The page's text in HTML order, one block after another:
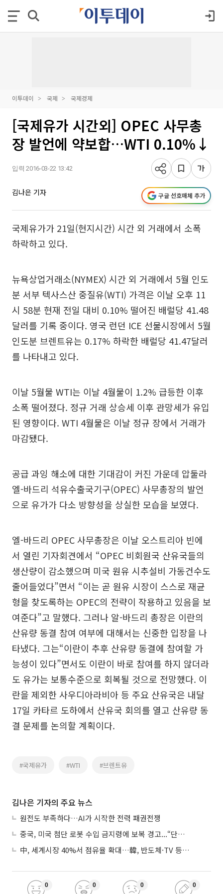
이투데이 국제 국제경제
[국제유가 시간외] OPEC 사무총
장 발언에 약보합…WTI 0.10%↓
입력 2016-03-22 13:42
김나은 기자 구글 선호매체 추가
국제유가가 21일(현지시간) 시간 외 거래에서 소폭
하락하고 있다.
뉴욕상업거래소(NYMEX) 시간 외 거래에서 5월 인도
분 서부 텍사스산 중질유(WTI) 가격은 이날 오후 11
시 58분 현재 전일 대비 0.10% 떨어진 배럴당 41.48
달러를 기록 중이다. 영국 런던 ICE 선물시장에서 5월
인도분 브렌트유는 0.17% 하락한 배럴당 41.47달러
를 나타내고 있다.
이날 5월물 WTI는 이날 4월물이 1.2% 급등한 이후
소폭 떨어졌다. 정규 거래 상승세 이후 관망세가 유입
된 영향이다. WTI 4월물은 이날 정규 장에서 거래가
마감됐다.
공급 과잉 해소에 대한 기대감이 커진 가운데 압둘라
엘-바드리 석유수출국기구(OPEC) 사무총장의 발언
으로 유가가 다소 방향성을 상실한 모습을 보였다.
엘-바드리 OPEC 사무총장은 이날 오스트리아 빈에
서 열린 기자회견에서 “OPEC 비회원국 산유국들의
생산량이 감소했으며 미국 원유 시추설비 가동건수도
줄어들었다”면서 “이는 곧 원유 시장이 스스로 재균
형을 찾도록하는 OPEC의 전략이 작용하고 있음을 보
여준다”고 말했다. 그러나 알-바드리 총장은 이란의
산유량 동결 참여 여부에 대해서는 신중한 입장을 나
타냈다. 그는“이란이 추후 산유량 동결에 참여할 가
능성이 있다”면서도 이란이 바로 참여를 하지 않더라
도 유가는 보통수준으로 회복될 것으로 전망했다. 이
란을 제외한 사우디아라비아 등 주요 산유국은 내달
17일 카타르 도하에서 산유국 회의를 열고 산유량 동
결 문제를 논의할 계획이다.
#국제유가 #WTI #브렌트유
김나은 기자의 주요 뉴스
원전도 부족하다…AI가 시작한 전력 패권전쟁
중국, 미국 첨단 로봇 수입 금지령에 보복 경고...“단호히 대응”
中, 세계시장 40%서 점유율 확대…韓, 반도체·TV 등 4개 품목 1위
0 0 0 0